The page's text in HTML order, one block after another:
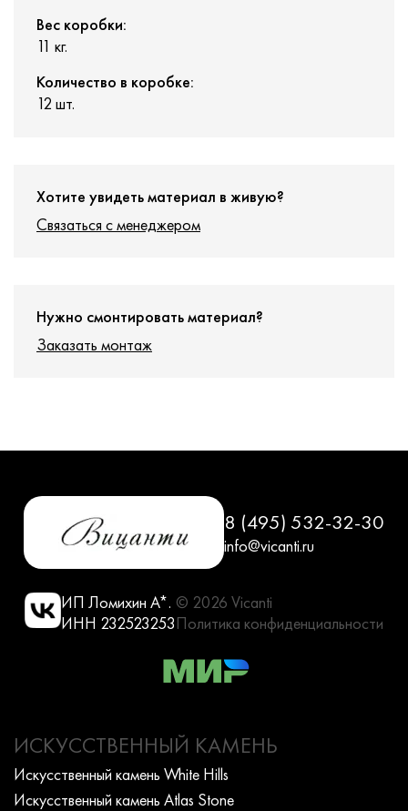
Вес коробки:
11 кг.
Количество в коробке:
12 шт.
Хотите увидеть материал в живую?
Связаться с менеджером
Нужно смонтировать материал?
Заказать монтаж
8 (495) 532-32-30
info@vicanti.ru
ИП Ломихин А*.
ИНН 232523253
© 2026 Vicanti
Политика конфиденциальности
ИСКУССТВЕННЫЙ КАМЕНЬ
Искусcтвенный камень White Hills
Искусcтвенный камень Atlas Stone